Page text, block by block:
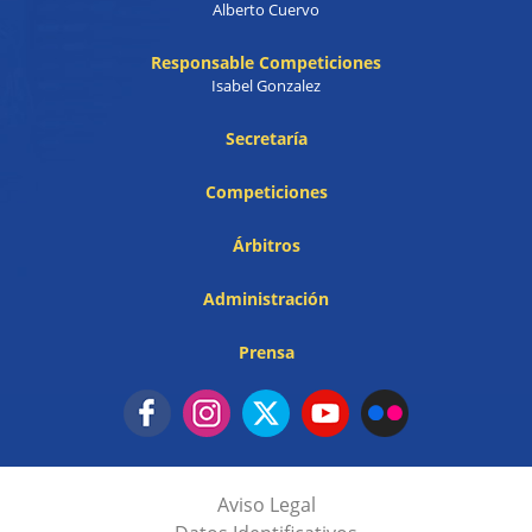
Alberto Cuervo
Responsable Competiciones
Isabel Gonzalez
Secretaría
Competiciones
Árbitros
Administración
Prensa
Aviso Legal